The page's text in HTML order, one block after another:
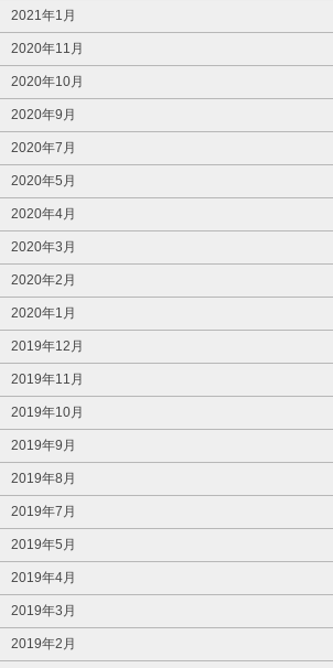
2021年1月
2020年11月
2020年10月
2020年9月
2020年7月
2020年5月
2020年4月
2020年3月
2020年2月
2020年1月
2019年12月
2019年11月
2019年10月
2019年9月
2019年8月
2019年7月
2019年5月
2019年4月
2019年3月
2019年2月